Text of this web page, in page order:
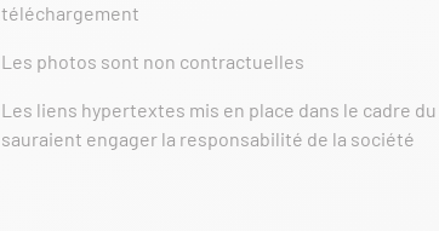
téléchargement
Les photos sont non contractuelles
Les liens hypertextes mis en place dans le cadre
sauraient engager la responsabilité de la société